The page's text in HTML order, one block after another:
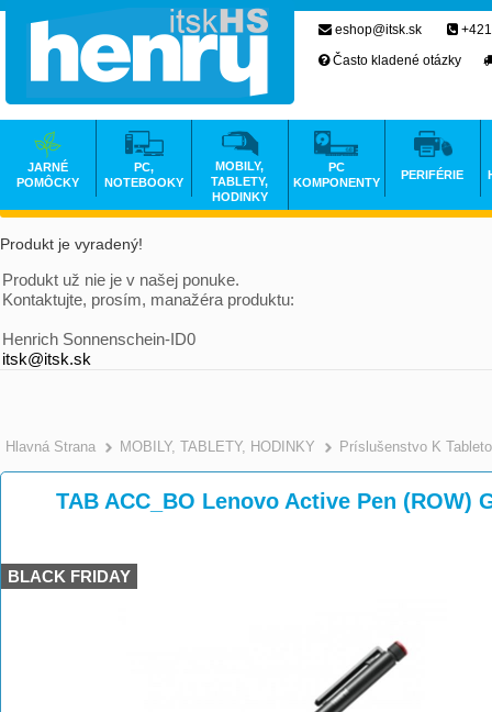
Produkt je vyradený!
Produkt už nie je v našej ponuke.
Kontaktujte, prosím, manažéra produktu:
Henrich Sonnenschein-ID0
itsk@itsk.sk
Hlavná Strana >
MOBILY, TABLETY, HODINKY >
Príslušenstvo K
TAB ACC_BO Lenovo Active Pen (ROW)
BLACK FRIDAY
eshop@itsk.sk
Často kladené otázky
JARNÉ
POMÔCKY
PC,
NOTEBOOKY
MOBILY,
TABLETY,
HODINKY
PC
KOMPONENTY
PERIFÉRIE